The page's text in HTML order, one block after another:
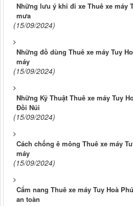
Những lưu ý khi đi xe Thuê xe máy
mưa
(15/09/2024)
Những đồ dùng Thuê xe máy Tuy
máy
(15/09/2024)
Những Kỹ Thuật Thuê xe máy Tuy
Đồi Núi
(15/09/2024)
Cách chống ê mông Thuê xe máy
máy
(15/09/2024)
Cẩm nang Thuê xe máy Tuy Hoà
an toàn